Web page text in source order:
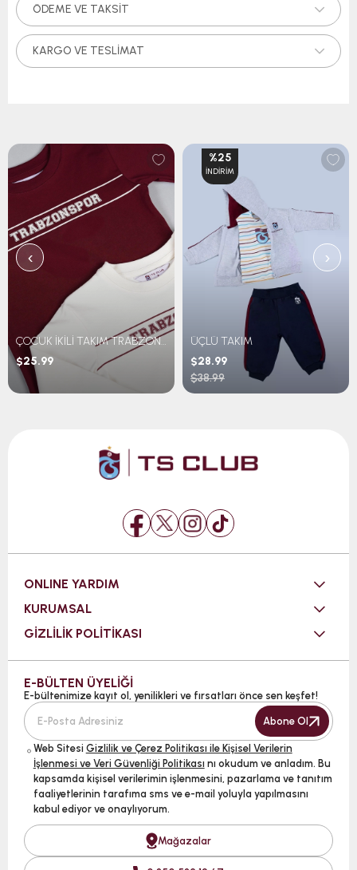
ÖDEME VE TAKSIT
KARGO VE TESLIMAT
ÇOCUK İKİLİ TAKIM TRABZONSPOR BASKILI
$25.99
ÜÇLÜ TAKIM
$28.99
$38.99
%25
İNDIRIM
‹ ›
ONLINE YARDIM
KURUMSAL
GİZLİLİK POLİTİKASI
E-BÜLTEN ÜYELİĞİ
E-bültenimize kayıt ol, yenilikleri ve fırsatları önce sen keşfet!
Abone Ol
Web Sitesi Gizlilik ve Çerez Politikası ile Kişisel Verilerin
İşlenmesi ve Veri Güvenliği Politikası nı okudum ve anladım. Bu
kapsamda kişisel verilerimin işlenmesini, pazarlama ve tanıtım
faaliyetlerinin tarafıma sms ve e-mail yoluyla yapılmasını
kabul ediyor ve onaylıyorum.
Mağazalar